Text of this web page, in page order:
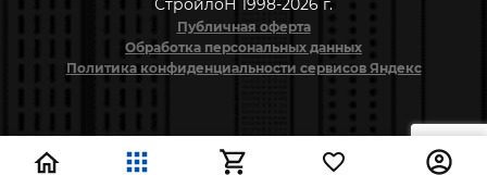
СтройлоН 1998-2026 г.
Публичная оферта
Обработка персональных данных
Политика конфиденциальности сервисов Яндекс